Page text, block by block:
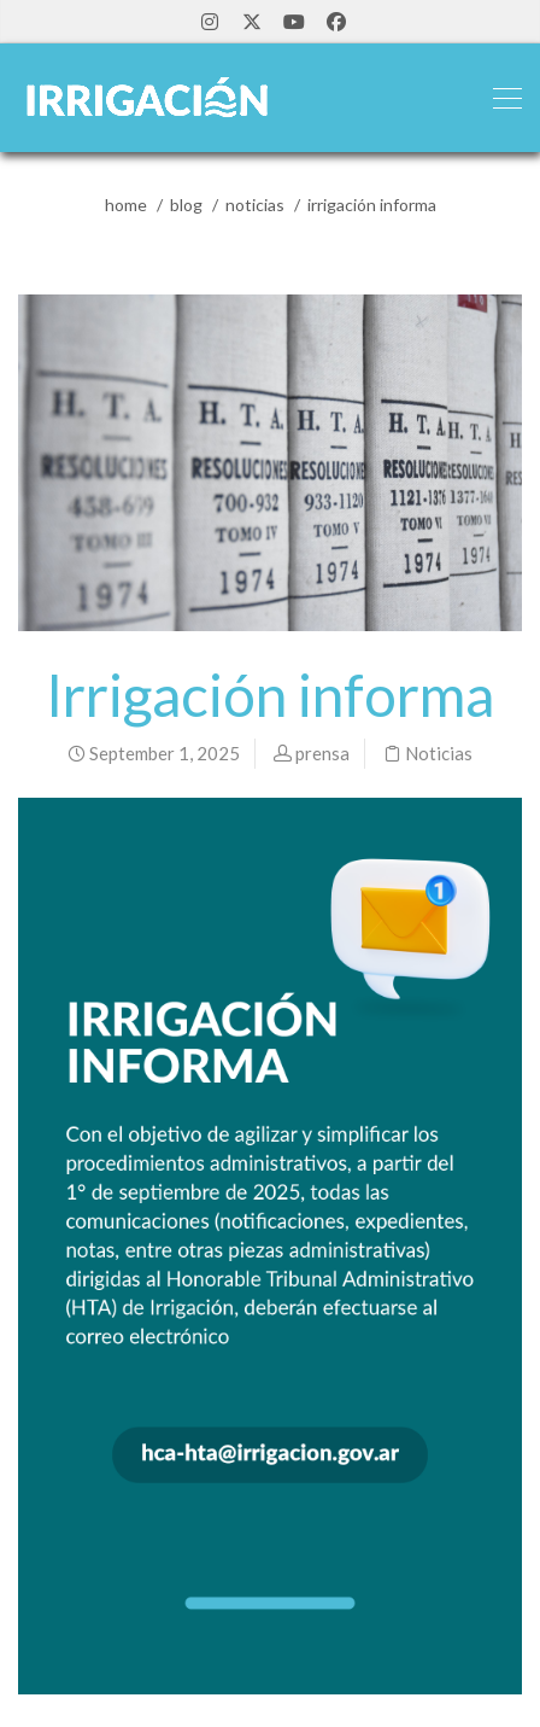
home blog noticias irrigación informa
Irrigación informa
September 1, 2025 prensa Noticias